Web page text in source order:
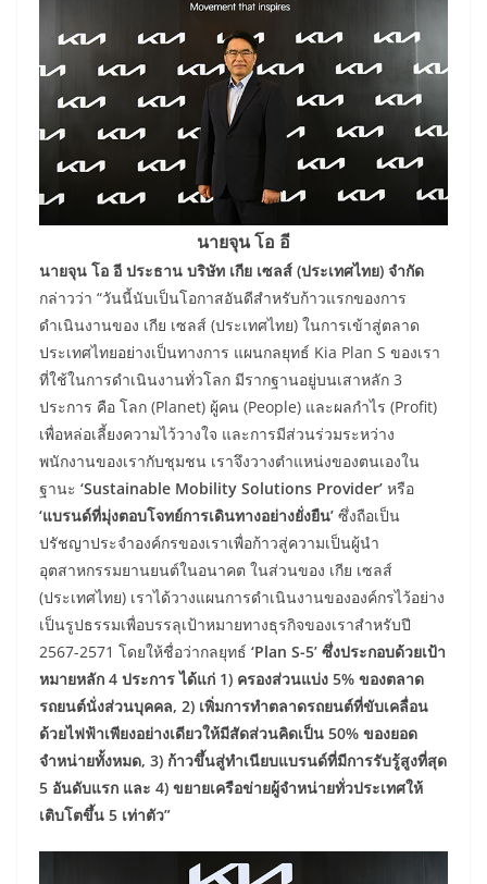
นายจุน โอ อี
นายจุน โอ อี ประธาน บริษัท เกีย เซลส์ (ประเทศไทย) จำกัด
กล่าวว่า “วันนี้นับเป็นโอกาสอันดีสำหรับก้าวแรกของการ
ดำเนินงานของ เกีย เซลส์ (ประเทศไทย) ในการเข้าสู่ตลาด
ประเทศไทยอย่างเป็นทางการ แผนกลยุทธ์ Kia Plan S ของเรา
ที่ใช้ในการดำเนินงานทั่วโลก มีรากฐานอยู่บนเสาหลัก 3
ประการ คือ โลก (Planet) ผู้คน (People) และผลกำไร (Profit)
เพื่อหล่อเลี้ยงความไว้วางใจ และการมีส่วนร่วมระหว่าง
พนักงานของเรากับชุมชน เราจึงวางตำแหน่งของตนเองใน
ฐานะ ‘Sustainable Mobility Solutions Provider’ หรือ
‘แบรนด์ที่มุ่งตอบโจทย์การเดินทางอย่างยั่งยืน’ ซึ่งถือเป็น
ปรัชญาประจำองค์กรของเราเพื่อก้าวสู่ความเป็นผู้นำ
อุตสาหกรรมยานยนต์ในอนาคต ในส่วนของ เกีย เซลส์
(ประเทศไทย) เราได้วางแผนการดำเนินงานขององค์กรไว้อย่าง
เป็นรูปธรรมเพื่อบรรลุเป้าหมายทางธุรกิจของเราสำหรับปี
2567-2571 โดยให้ชื่อว่ากลยุทธ์ ‘Plan S-5’ ซึ่งประกอบด้วยเป้า
หมายหลัก 4 ประการ ได้แก่ 1) ครองส่วนแบ่ง 5% ของตลาด
รถยนต์นั่งส่วนบุคคล, 2) เพิ่มการทำตลาดรถยนต์ที่ขับเคลื่อน
ด้วยไฟฟ้าเพียงอย่างเดียวให้มีสัดส่วนคิดเป็น 50% ของยอด
จำหน่ายทั้งหมด, 3) ก้าวขึ้นสู่ทำเนียบแบรนด์ที่มีการรับรู้สูงที่สุด
5 อันดับแรก และ 4) ขยายเครือข่ายผู้จำหน่ายทั่วประเทศให้
เติบโตขึ้น 5 เท่าตัว”